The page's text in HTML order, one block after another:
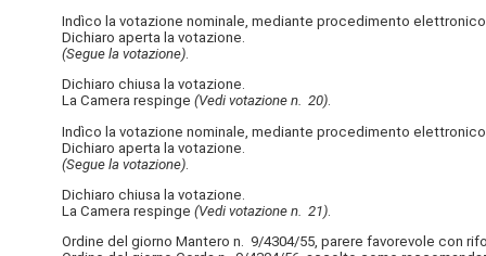
Indìco la votazione nominale, mediante procedimento
Dichiaro aperta la votazione.
(Segue la votazione).
Dichiaro chiusa la votazione.
La Camera respinge(Vedi votazione n. 20).
Indìco la votazione nominale, mediante procedimento
Dichiaro aperta la votazione.
(Segue la votazione)
Dichiaro chiusa la votazione.
La Camera respinge(Vedi votazione n. 21)
Ordine del giorno Mantero n. 9/4304/55, parere favorevole con